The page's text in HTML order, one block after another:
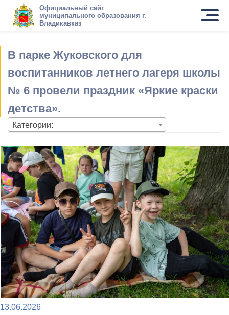
Официальный сайт
муниципального образования г.
Владикавказ
В парке Жуковского для
воспитанников летнего лагеря школы
№ 6 провели праздник «Яркие краски
детства».
Категории:
13.06.2026